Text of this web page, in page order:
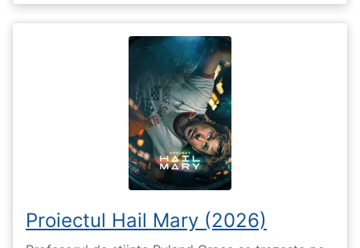
Proiectul Hail Mary (2026)